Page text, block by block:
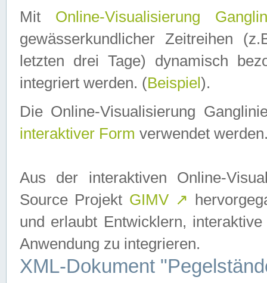
Mit Online-Visualisierung
gewässerkundlicher Zeitreihen
letzten drei Tage) dynamisch
integriert werden. (Beispiel ).
Die Online-Visualisierung
interaktiver Form verwendet
Aus der interaktiven Online-
Source Projekt GIMV ↗
und erlaubt Entwicklern,
Anwendung zu integrieren.
XML-Dokument